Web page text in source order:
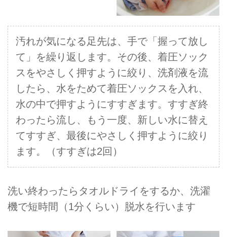
汚れが気になる足先は、手で「握って放し
て」を繰り返します。その後、着圧ソック
スをやさしく押すように絞り、洗剤液を流
したら、⽔をためて着圧ソックスを⼊れ、
⽔の中で押すようにすすぎます。すすぎ終
わったら流し、もう⼀度、新しい⽔に替え
てすすぎ、最後にやさしく押すように絞り
ます。（すすぎは2回）
洗い終わったらタオルドライをするか、洗濯
機で短時間（1分くらい）脱⽔を⾏います